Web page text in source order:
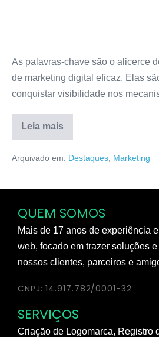
As palavras-chave são o alicerce
de marketing digital eficaz. Elas
conquistar visibilidade nos
Leia mais
Arquivado em: Destaques Marketing
QUEM SOMOS
Mais de 17 anos de experiência
web, focado em trazer soluções
nossos clientes, parceiros e
CNPJ: 14.917.782/0001-32
SERVIÇOS
Criação de Logomarca, Registro